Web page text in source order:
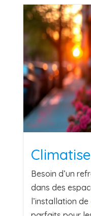
Besoin d’un
dans des
l’installation de